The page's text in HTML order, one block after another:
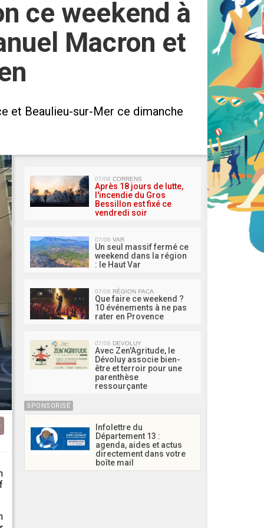
ce weekend à
Macron et
et Beaulieu-sur-Mer ce dimanche
MA
07/08 CORRENS
Après 18 jours de lutte,
l'incendie du Gros
Bessillon est fixé ce
vendredi soir
07/08 VAR
Un seul massif fermé ce
weekend dans la région
: le Haut Var
07/08 RÉGION PACA
Que faire ce weekend ?
10 événements à ne pas
rater en Provence
07/08 DEVOLUY
Avec Zen'Agritude, le
Dévoluy associe bien-
être et terroir pour une
parenthèse
ressourçante
SPONSORISÉ
Infolettre du
Département 13 :
agenda, aides et actus
directement dans votre
boîte mail